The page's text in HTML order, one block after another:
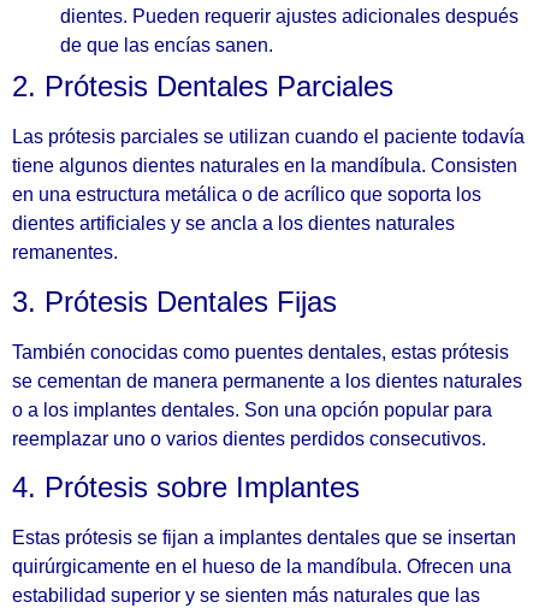
dientes. Pueden requerir ajustes adicionales después
de que las encías sanen.
2. Prótesis Dentales Parciales
Las prótesis parciales se utilizan cuando el paciente todavía
tiene algunos dientes naturales en la mandíbula. Consisten
en una estructura metálica o de acrílico que soporta los
dientes artificiales y se ancla a los dientes naturales
remanentes.
3. Prótesis Dentales Fijas
También conocidas como puentes dentales, estas prótesis
se cementan de manera permanente a los dientes naturales
o a los implantes dentales. Son una opción popular para
reemplazar uno o varios dientes perdidos consecutivos.
4. Prótesis sobre Implantes
Estas prótesis se fijan a implantes dentales que se insertan
quirúrgicamente en el hueso de la mandíbula. Ofrecen una
estabilidad superior y se sienten más naturales que las